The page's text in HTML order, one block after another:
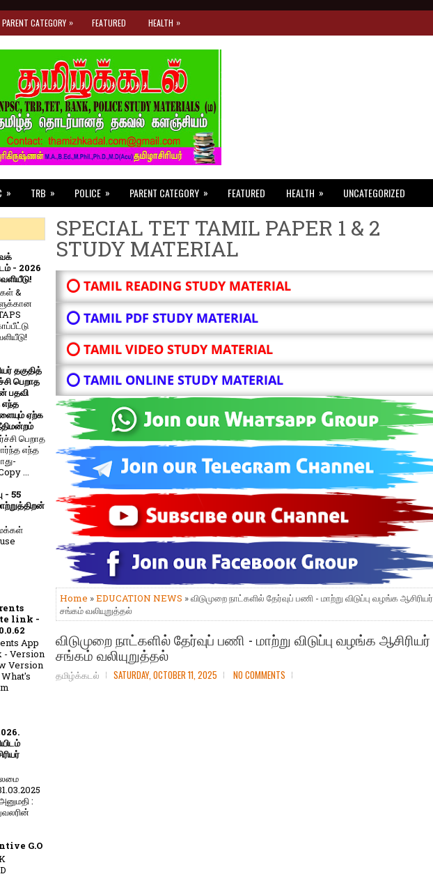
PARENT CATEGORY » FEATURED HEALTH »
» TRB » POLICE » PARENT CATEGORY » FEATURED HEALTH » UNCATEGORIZED
SPECIAL TET TAMIL PAPER 1 & 2
STUDY MATERIAL
⭕ TAMIL READING STUDY MATERIAL
⭕ TAMIL PDF STUDY MATERIAL
⭕ TAMIL VIDEO STUDY MATERIAL
⭕ TAMIL ONLINE STUDY MATERIAL
Home »EDUCATION NEWS » விடுமுறை நாட்களில் தேர்வுப் பணி - மாற்று விடுப்பு வழங்க ஆசிரியர்
சங்கம் வலியுறுத்தல்
விடுமுறை நாட்களில் தேர்வுப் பணி - மாற்று விடுப்பு வழங்க ஆசிரியர்
சங்கம் வலியுறுத்தல்
தமிழ்க்கடல் SATURDAY, OCTOBER 11, 2025 NO COMMENTS
- 2026
&
தகுதித்
பெறாத
பதவி
எந்த
ஏற்க
பெறாத
எந்த
...
- 55
link -
App
- Version
Version
:
G.O